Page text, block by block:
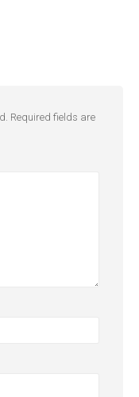
Required fields are